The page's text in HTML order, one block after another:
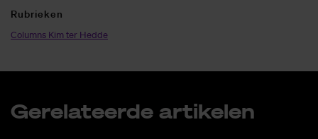
Ru­brie­ken
Columns Kim ter Hedde
Ge­re­la­teer­de ar­ti­ke­len